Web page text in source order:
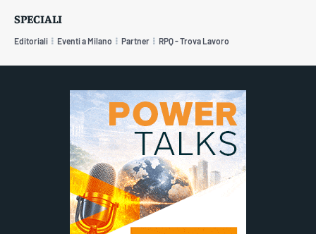
SPECIALI
Editoriali Eventi a Milano Partner RPQ - Trova Lavoro